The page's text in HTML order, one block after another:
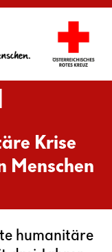
Krise
Menschen
humanitäre